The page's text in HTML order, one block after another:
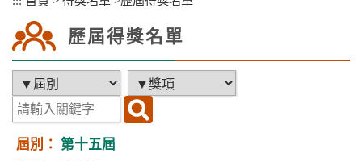
歷屆得獎名單
第十五屆